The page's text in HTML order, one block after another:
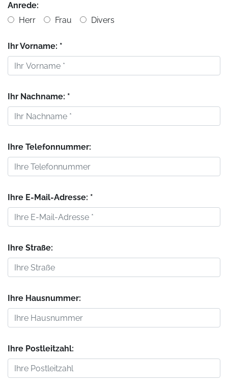
Anrede:
Herr
Frau Divers
Ihr Vorname: *
Ihr Nachname: *
Ihre Telefonnummer:
Ihre E-Mail-Adresse: *
Ihre Straße:
Ihre Hausnummer:
Ihre Postleitzahl: